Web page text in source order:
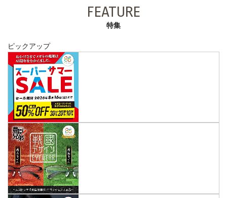
FEATURE
特集
ピックアップ